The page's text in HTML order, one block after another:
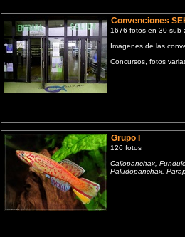
Convenciones
1676 fotos en 30 sub-
Imágenes de las
Concursos, fotos
Grupo I
126 fotos
Callopanchax,
Paludopanchax,